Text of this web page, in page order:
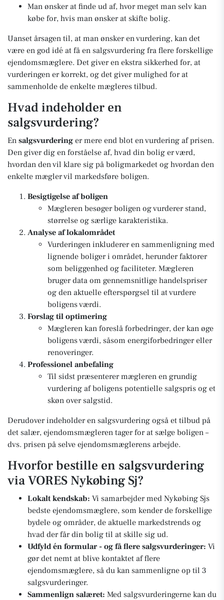
Man ønsker at finde ud af, hvor meget man selv kan
købe for, hvis man ønsker at skifte bolig.
Uanset årsagen til, at man ønsker en vurdering, kan det
være en god idé at få en salgsvurdering fra flere forskellige
ejendomsmæglere. Det giver en ekstra sikkerhed for, at
vurderingen er korrekt, og det giver mulighed for at
sammenholde de enkelte mægleres tilbud.
Hvad indeholder en
salgsvurdering?
En salgsvurdering er mere end blot en vurdering af prisen.
Den giver dig en forståelse af, hvad din bolig er værd,
hvordan den vil klare sig på boligmarkedet og hvordan den
enkelte mægler vil markedsføre boligen.
Besigtigelse af boligen
Mægleren besøger boligen og vurderer stand,
størrelse og særlige karakteristika.
Analyse af lokalområdet
Vurderingen inkluderer en sammenligning med
lignende boliger i området, herunder faktorer
som beliggenhed og faciliteter. Mægleren
bruger data om gennemsnitlige handelspriser
og den aktuelle efterspørgsel til at vurdere
boligens værdi.
Forslag til optimering
Mægleren kan foreslå forbedringer, der kan øge
boligens værdi, såsom energiforbedringer eller
renoveringer.
Professionel anbefaling
Til sidst præsenterer mægleren en grundig
vurdering af boligens potentielle salgspris og et
skøn over salgstid.
Derudover indeholder en salgsvurdering også et tilbud på
det salær, ejendomsmægleren tager for at sælge boligen –
dvs. prisen på selve ejendomsmæglerens arbejde.
Hvorfor bestille en salgsvurdering
via VORES Nykøbing Sj?
Lokalt kendskab: Vi samarbejder med Nykøbing Sjs
bedste ejendomsmæglere, som kender de forskellige
bydele og områder, de aktuelle markedstrends og
hvad der får din bolig til at skille sig ud.
Udfyld én formular - og få flere salgsvurderinger: Vi
gør det nemt at blive kontaktet af flere
ejendomsmæglere, så du kan sammenligne op til 3
salgsvurderinger.
Sammenlign salæret: Med salgsvurderingerne kan du